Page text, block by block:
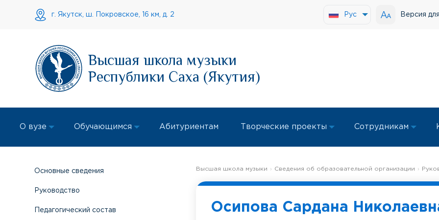
г. Якутск, ш. Покровское, 16 км, д. 2 Рус Версия
Высшая школа музыки
Республики Саха (Якутия)
О вузе Обучающимся Абитуриентам Творческие проекты Сотрудникам
Основные сведения
Руководство
Педагогический состав
Высшая школа музыки Сведения об образовательной организации
Осипова Сардана